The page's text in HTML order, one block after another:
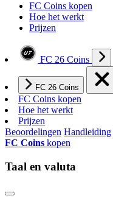
FC Coins kopen
Hoe het werkt
Prijzen
FC 26 Coins
FC 26 Coins
FC Coins kopen
Hoe het werkt
Prijzen
Beoordelingen Handleiding
FC Coins kopen
Taal en valuta